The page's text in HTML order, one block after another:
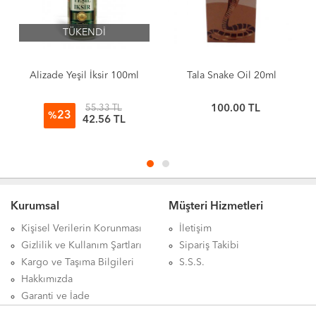
Zerdeçal Yağı 20ml satılan, Minera Vital Zerdeçal Yağı 20ml satılır, Minera Vital Zerdeçal Yağı 20ml etkileri, Minera Vital
Zerdeçal Yağı 20ml nasıl kullanılır, Minera Vital Zerdeçal Yağı 20ml nerde, Minera Vital Zerdeçal Yağı 20ml faydası, Minera
Vital Zerdeçal Yağı 20ml ne işe yarar, Minera Vital Zerdeçal Yağı 20ml ne kadar, Minera Vital Zerdeçal Yağı 20ml fiyatı, Minera
Minera Vital Zerdeçal Yağı 20ml ürünü faydaları, Minera Vital Zerdeçal Yağı 20ml ürünü kullanımı, Minera Vital Zerdeçal Yağı
yorum, Minera Vital Zerdeçal Yağı 20ml ürünü satışı, Minera Vital Zerdeçal Yağı 20ml ürünü satan, Minera Vital Zerdeçal Yağı
20ml ürünü satış yerleri, Minera Vital Zerdeçal Yağı 20mlürünü satılan yerler, Minera Vital Zerdeçal Yağı 20ml ürünü satan
Yağı 20ml zararları, Minera Vital Zerdeçal Yağı 20ml yan etkileri, Minera Vital Zerdeçal Yağı 20ml aktarlarda bulunurmu, Minera
Vital Zerdeçal Yağı 20ml nedir, Minera Vital Zerdeçal Yağı 20ml haftada kaç kez kullanılır, Minera Vital Zerdeçal Yağı 20ml
günde kaç kez kullanılır, Minera Vital Zerdeçal Yağı 20ml mideye dokunurmu, Minera Vital Zerdeçal Yağı 20ml her gün
kullanılırmı, Minera Vital Zerdeçal Yağı 20ml kaç günde bir kullanılır, Minera Vital Zerdeçal Yağı 20ml aktarlarda bulunurmu,
Minera Vital Zerdeçal Yağı 20ml ne için kullanılır, Minera Vital Zerdeçal Yağı 20ml ne sıklıkla kullanılır, Minera Vital Zerdeçal
Yağı 20ml aktarda satılırmı, Minera Vital Zerdeçal Yağı 20ml ürünü hakkındaki tüm bilgilerini detaylarını Aktardangelsin online
TÜKENDİ
Alizade Yeşil İksir 100ml
%23
55.33 TL
42.56TL
Tala Snake Oil 20ml
100.00TL
Kurumsal
Kişisel Verilerin Korunması
Gizlilik ve Kullanım Şartları
Kargo ve Taşıma Bilgileri
Hakkımızda
Garanti ve İade
Müşteri Hizmetleri
İletişim
Sipariş Takibi
S.S.S.